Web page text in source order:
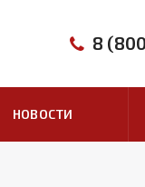
8
НОВОСТИ